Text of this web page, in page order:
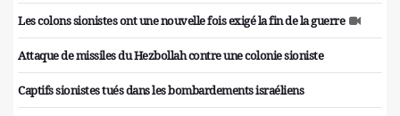
Les colons sionistes ont une nouvelle fois exigé la fin de la guerre
Attaque de missiles du Hezbollah contre une colonie sioniste
Captifs sionistes tués dans les bombardements israéliens